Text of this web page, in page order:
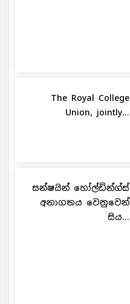
The Royal College
Union, jointly...
සන්ෂයින් හෝල්ඩින්ග්ස්
අනාගතය වෙනුවෙන්
සිය...